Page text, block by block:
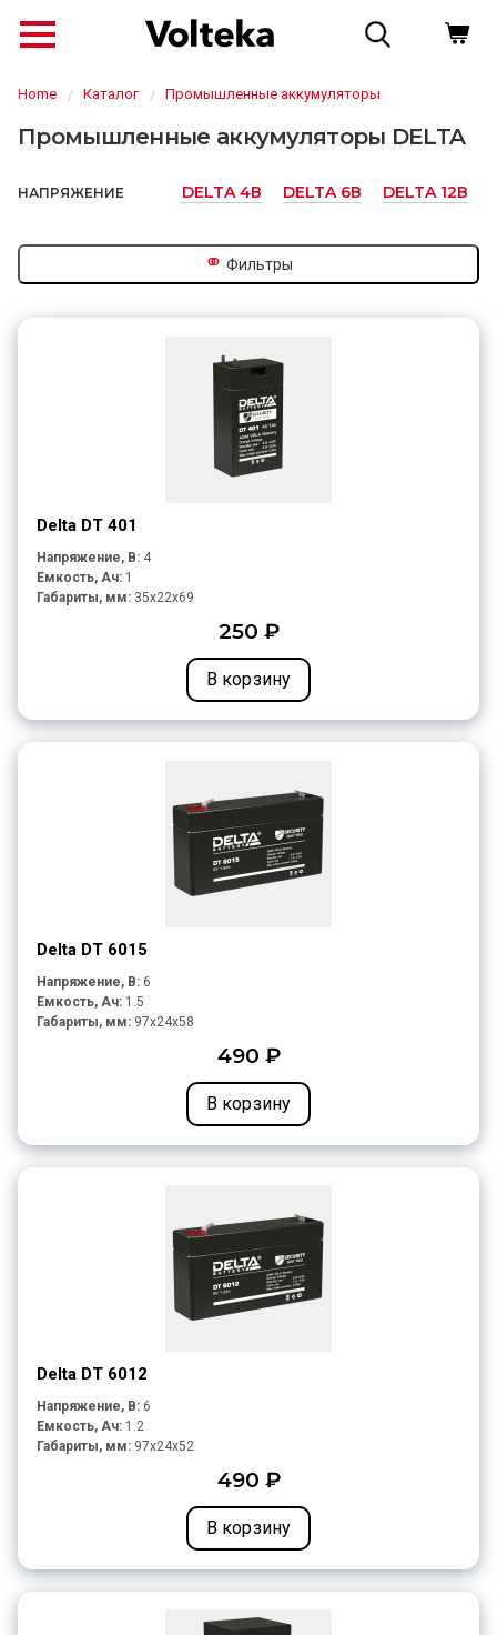
Home Каталог Промышленные аккумуляторы
Промышленные аккумуляторы DELTA
НАПРЯЖЕНИЕ DELTA 4В DELTA 6В DELTA 12В
⚭ Фильтры
Delta DT 401
Напряжение, В: 4
Емкость, Ач: 1
Габариты, мм: 35x22x69
250 ₽
В корзину
Delta DT 6015
Напряжение, В: 6
Емкость, Ач: 1.5
Габариты, мм: 97x24x58
490 ₽
В корзину
Delta DT 6012
Напряжение, В: 6
Емкость, Ач: 1.2
Габариты, мм: 97x24x52
490 ₽
В корзину